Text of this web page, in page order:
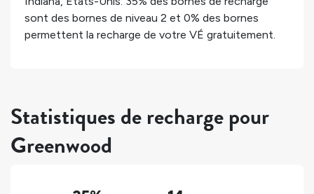
sont des bornes de niveau 2 et 0% des bornes
permettent la recharge de votre VÉ gratuitement.
Statistiques de recharge pour
Greenwood